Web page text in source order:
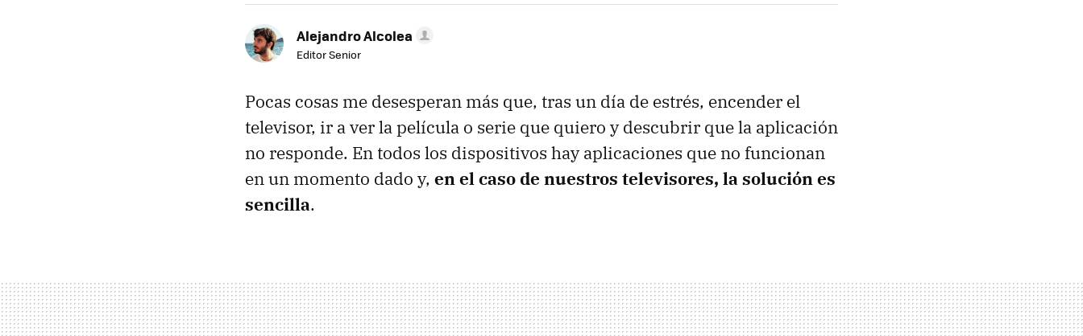
Alejandro Alcolea
Editor Senior
Pocas cosas me desesperan más que, tras un día de estrés, encender el
televisor, ir a ver la película o serie que quiero y descubrir que la aplicación
no responde. En todos los dispositivos hay aplicaciones que no funcionan
en un momento dado y, en el caso de nuestros televisores, la solución es
sencilla.